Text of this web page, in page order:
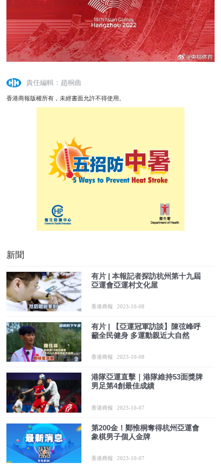
責任編輯：趙桐曲
香港商報版權所有，未經書面允許不得使用。
新聞
有片 | 本報記者探訪杭州第十九屆
亞運會亞運村文化屋
香港商報 2023-10-08
有片 | 【亞運冠軍訪談】陳弦峰呼
籲全民健身 多運動親近大自然
香港商報 2023-10-08
港隊亞運直擊｜港隊維持53面獎牌
男足第4創最佳成績
香港商報 2023-10-07
第200金！鄭惟桐奪得杭州亞運會
象棋男子個人金牌
香港商報 2023-10-07